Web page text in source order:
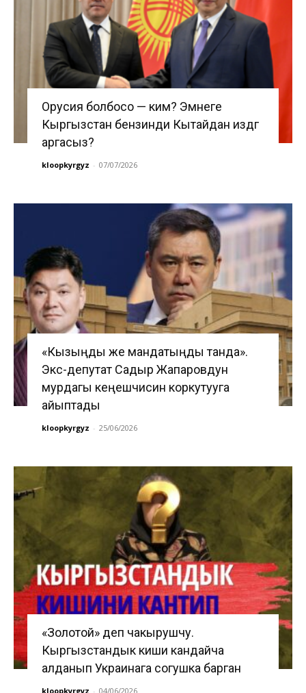
Орусия болбосо — ким? Эмнеге
Кыргызстан бензинди Кытайдан издөөгө
аргасыз?
kloopkyrgyz - 07/07/2026
«Кызыңды же мандатыңды танда».
Экс-депутат Садыр Жапаровдун
мурдагы кеңешчисин коркутууга
айыптады
kloopkyrgyz - 25/06/2026
«Золотой» деп чакырушчу.
Кыргызстандык киши кандайча
алданып Украинага согушка барган
kloopkyrgyz - 04/06/2026